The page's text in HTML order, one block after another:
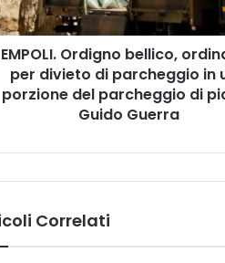
EMPOLI. Ordigno bellico,
per divieto di parcheggio in
porzione del parcheggio di
Guido Guerra
Correlati